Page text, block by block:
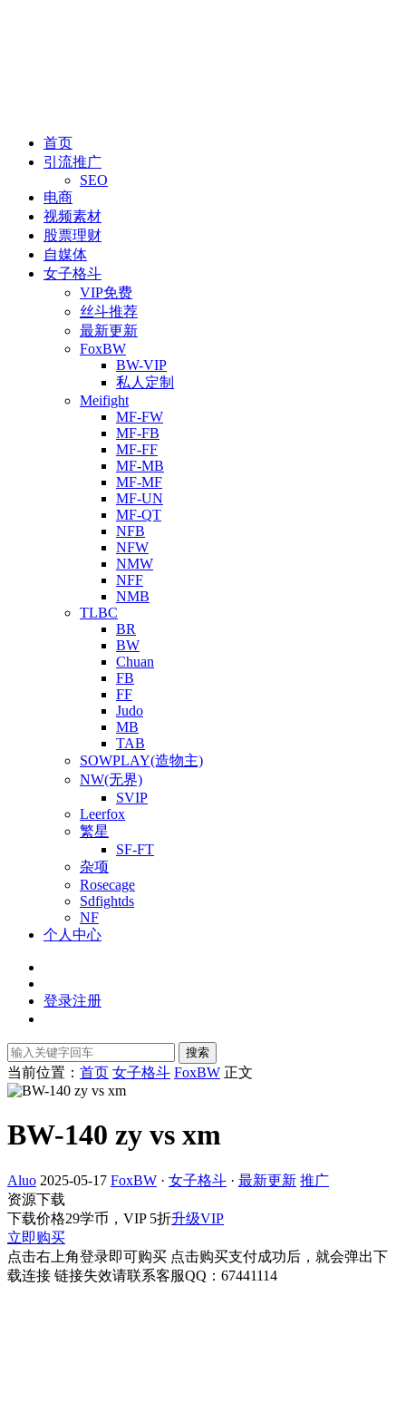
首页
引流推广
SEO
电商
视频素材
股票理财
自媒体
女子格斗
VIP免费
丝斗推荐
最新更新
FoxBW
BW-VIP
私人定制
Meifight
MF-FW
MF-FB
MF-FF
MF-MB
MF-MF
MF-UN
MF-QT
NFB
NFW
NMW
NFF
NMB
TLBC
BR
BW
Chuan
FB
FF
Judo
MB
TAB
SOWPLAY(造物主)
NW(无界)
SVIP
Leerfox
繁星
SF-FT
杂项
Rosecage
Sdfightds
NF
个人中心
登录注册
搜索
当前位置： 首页 女子格斗 FoxBW 正文
BW-140 zy vs xm
Aluo 2025-05-17 FoxBW · 女子格斗 · 最新更新 推广
资源下载
下载价格29学币，VIP 5折升级VIP
立即购买
点击右上角登录即可购买 点击购买支付成功后，就会弹出下
载连接 链接失效请联系客服QQ：67441114